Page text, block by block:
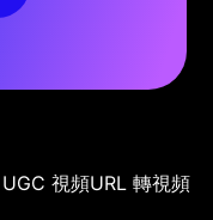
視頻URL 轉視頻